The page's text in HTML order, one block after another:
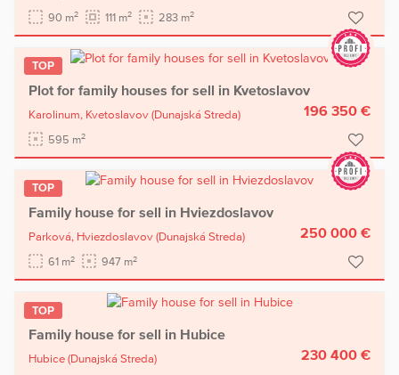
90 m2 111 m2 283 m2
TOP
Plot for family houses for sell in Kvetoslavov
Karolinum, Kvetoslavov (Dunajská Streda)
595 m2
196 350 €
TOP
Family house for sell in Hviezdoslavov
Parková, Hviezdoslavov (Dunajská Streda)
61 m2 947 m2
250 000 €
TOP
Family house for sell in Hubice
Hubice (Dunajská Streda)
230 400 €